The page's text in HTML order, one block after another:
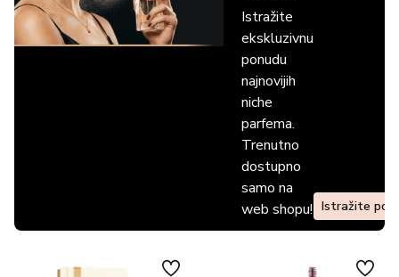
Istražite
ekskluzivnu
ponudu
najnovijih
niche
parfema.
Trenutno
dostupno
samo na
web shopu! Istražite